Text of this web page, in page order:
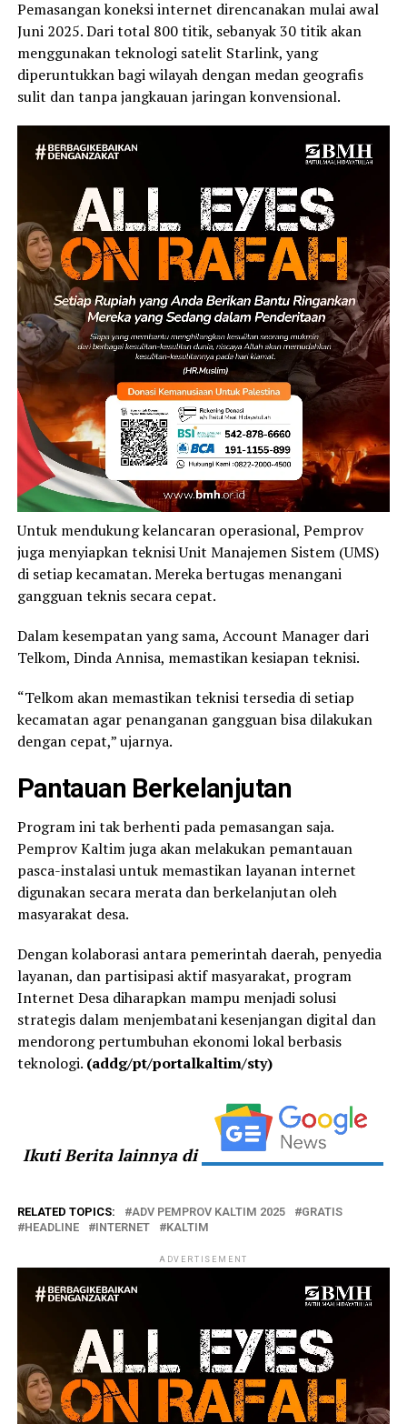
Pemasangan koneksi internet direncanakan mulai awal
Juni 2025. Dari total 800 titik, sebanyak 30 titik akan
menggunakan teknologi satelit Starlink, yang
diperuntukkan bagi wilayah dengan medan geografis
sulit dan tanpa jangkauan jaringan konvensional.
Untuk mendukung kelancaran operasional, Pemprov
juga menyiapkan teknisi Unit Manajemen Sistem (UMS)
di setiap kecamatan. Mereka bertugas menangani
gangguan teknis secara cepat.
Dalam kesempatan yang sama, Account Manager dari
Telkom, Dinda Annisa, memastikan kesiapan teknisi.
“Telkom akan memastikan teknisi tersedia di setiap
kecamatan agar penanganan gangguan bisa dilakukan
dengan cepat,” ujarnya.
Pantauan Berkelanjutan
Program ini tak berhenti pada pemasangan saja.
Pemprov Kaltim juga akan melakukan pemantauan
pasca-instalasi untuk memastikan layanan internet
digunakan secara merata dan berkelanjutan oleh
masyarakat desa.
Dengan kolaborasi antara pemerintah daerah, penyedia
layanan, dan partisipasi aktif masyarakat, program
Internet Desa diharapkan mampu menjadi solusi
strategis dalam menjembatani kesenjangan digital dan
mendorong pertumbuhan ekonomi lokal berbasis
teknologi. (addg/pt/portalkaltim/sty)
Ikuti Berita lainnya di
RELATED TOPICS: ADV PEMPROV KALTIM 2025
GRATIS
HEADLINE
INTERNET KALTIM
ADVERTISEMENT